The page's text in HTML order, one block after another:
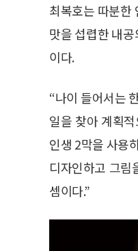
최복호는 따분한
맛을 섭렵한 내
이다.
“나이 들어서는
일을 찾아 계획
인생 2막을 사용
디자인하고 그림
셈이다.”